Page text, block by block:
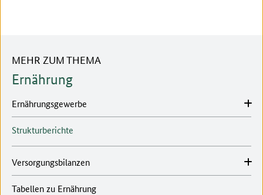
MEHR ZUM THEMA
Ernährung
Ernährungsgewerbe
Strukturberichte
Versorgungsbilanzen
Tabellen zu Ernährung